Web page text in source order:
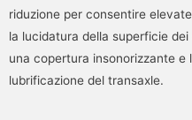
riduzione per consentire
la lucidatura della superficie dei
una copertura insonorizzante e
lubrificazione del transaxle.